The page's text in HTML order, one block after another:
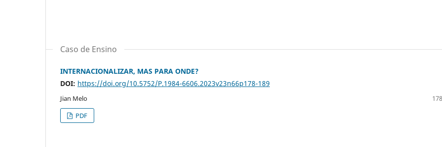
Caso de Ensino
INTERNACIONALIZAR, MAS PARA ONDE?
DOI: https://doi.org/10.5752/P.1984-6606.2023v23n66p178-189
Jian Melo
PDF